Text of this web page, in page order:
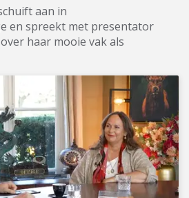
aan in
en spreekt met presentator
haar mooie vak als
van Rooij, van het
te Amsterdam Zuid,
bekendste Nederlandse
van personen- en
vóór, tijdens en/of ná het
partnerschap) bijstaan.
met juridische kennis en
ook altijd haar empathisch
u op de juiste wijze te